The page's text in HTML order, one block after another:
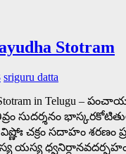
Stotram
sriguru datta
in Telugu –
సుదర్శనం
చక్రం సదాహం శరణం
యస్య